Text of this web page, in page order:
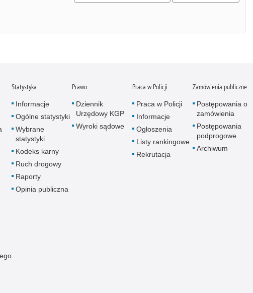
Statystyka
Informacje
Ogólne statystyki
Wybrane
statystyki
Kodeks karny
Ruch drogowy
Raporty
Opinia publiczna
Prawo
Dziennik
Urzędowy KGP
Wyroki sądowe
Praca w Policji
Praca w Policji
Informacje
Ogłoszenia
Listy rankingowe
Rekrutacja
Zamówienia publiczne
Postępowania o
zamówienia
Postępowania
podprogowe
Archiwum